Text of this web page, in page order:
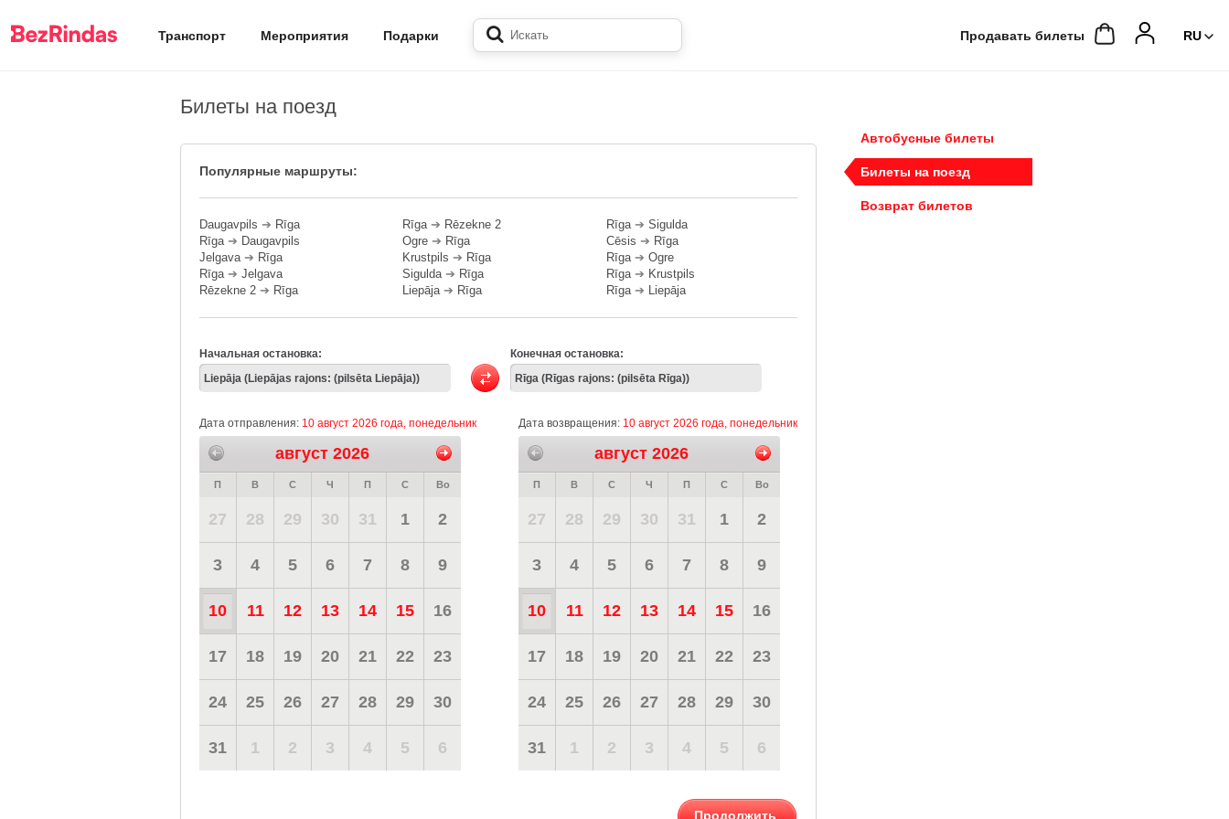
Транспорт Мероприятия Подарки Продавать билеты
Билеты на поезд
Популярные маршруты:
Daugavpils ➔ Rīga
Rīga➔ Daugavpils
Jelgava➔ Rīga
Rīga➔ Jelgava
Rēzekne 2 ➔ Rīga
Rīga➔ Rēzekne 2
Ogre ➔ Rīga
Krustpils ➔ Rīga
Sigulda➔ Rīga
Liepāja➔ Rīga
Rīga➔ Sigulda
Cēsis ➔ Rīga
Rīga➔ Ogre
Rīga➔ Krustpils
Rīga➔ Liepāja
Начальная остановка: Конечная остановка:
Дата отправления: 10 август 2026 года, понедельник
август 2026
П В С Ч П С Во
27 28 29 30 31 1 2
3 4 5 6 7 8 9
10 11 12 13 14 15 16
17 18 19 20 21 22 23
24 25 26 27 28 29 30
31 1 2 3 4 5 6
Дата возвращения: 10 август 2026 года, понедельник
август 2026
П В С Ч П С Во
27 28 29 30 31 1 2
3 4 5 6 7 8 9
10 11 12 13 14 15 16
17 18 19 20 21 22 23
24 25 26 27 28 29 30
31 1 2 3 4 5 6
Продолжить
Автобусные билеты
Билеты на поезд
Возврат билетов